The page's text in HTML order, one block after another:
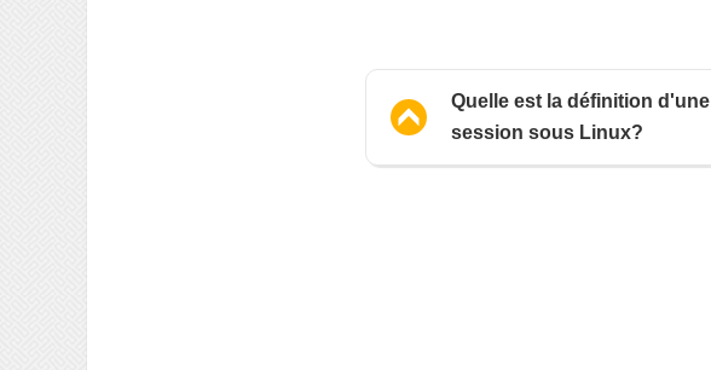
Quelle est la définition d'une
session sous Linux?